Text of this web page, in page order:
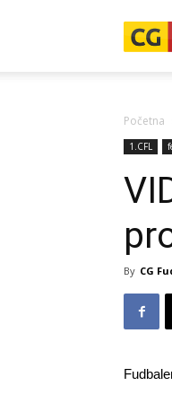
Početna
1.CFL
By CG